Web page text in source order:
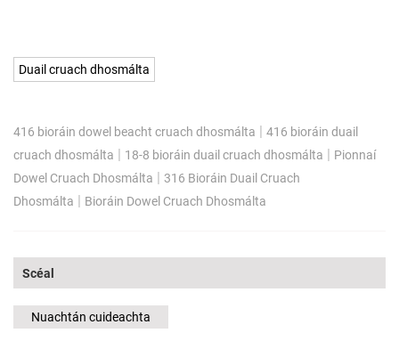
Duail cruach dhosmálta
416 bioráin dowel beacht cruach dhosmálta | 416 bioráin duail
cruach dhosmálta | 18-8 bioráin duail cruach dhosmálta | Pionnaí
Dowel Cruach Dhosmálta | 316 Bioráin Duail Cruach
Dhosmálta | Bioráin Dowel Cruach Dhosmálta
Scéal
Nuachtán cuideachta